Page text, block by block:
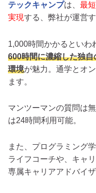
テックキャンプは、 最
実現する、弊社が運営
1,000時間かかるといわ
600時間に濃縮した独
環境が魅力。通学とオ
ます。
マンツーマンの質問は
は24時間利用可能。
また、プログラミング
ライフコーチや、キャ
専属キャリアアドバイ